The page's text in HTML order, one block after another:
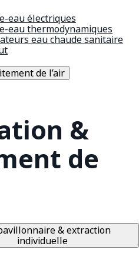
eau électriques
eau thermodynamiques
eau chaude sanitaire
de l’air
&
de
& extraction
individuelle